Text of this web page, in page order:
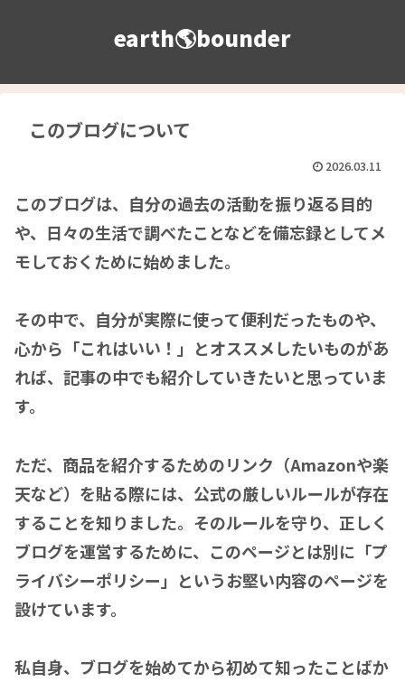
earth🌎bounder
このブログについて
2026.03.11
このブログは、自分の過去の活動を振り返る目的
や、日々の生活で調べたことなどを備忘録としてメ
モしておくために始めました。
その中で、自分が実際に使って便利だったものや、
心から「これはいい！」とオススメしたいものがあ
れば、記事の中でも紹介していきたいと思っていま
す。
ただ、商品を紹介するためのリンク（Amazonや楽
天など）を貼る際には、公式の厳しいルールが存在
することを知りました。そのルールを守り、正しく
ブログを運営するために、このページとは別に「プ
ライバシーポリシー」というお堅い内容のページを
設けています。
私自身、ブログを始めてから初めて知ったことばか